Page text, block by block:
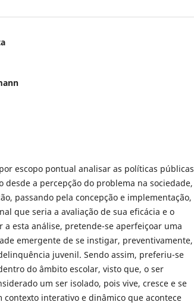
escopo pontual analisar as políticas públicas
desde a percepção do problema na sociedade,
passando pela concepção e implementação,
que seria a avaliação de sua eficácia e o
a esta análise, pretende-se aperfeiçoar uma
emergente de se instigar, preventivamente,
juvenil. Sendo assim, preferiu-se
do âmbito escolar, visto que, o ser
um ser isolado, pois vive, cresce e se
contexto interativo e dinâmico que acontece